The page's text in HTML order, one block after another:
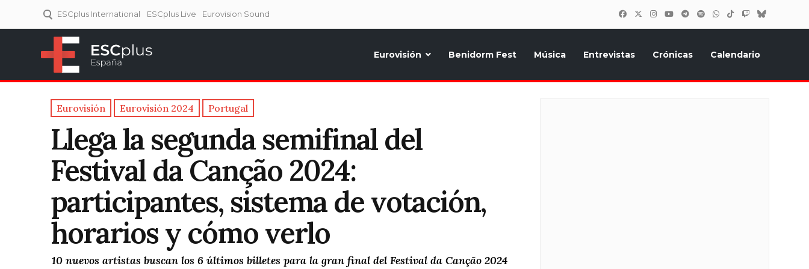
ESCplus International ESCplus Live Eurovision Sound
Eurovisión Benidorm Fest Música Entrevistas Crónicas Calendario
Eurovisión Eurovisión 2024 Portugal
Llega la segunda semifinal del
Festival da Canção 2024:
participantes, sistema de votación,
horarios y cómo verlo
10 nuevos artistas buscan los 6 últimos billetes para la gran final del Festival da Canção 2024